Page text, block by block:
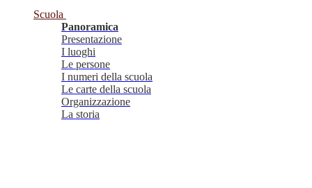
Scuola
Panoramica
Presentazione
I luoghi
Le persone
I numeri della scuola
Le carte della scuola
Organizzazione
La storia